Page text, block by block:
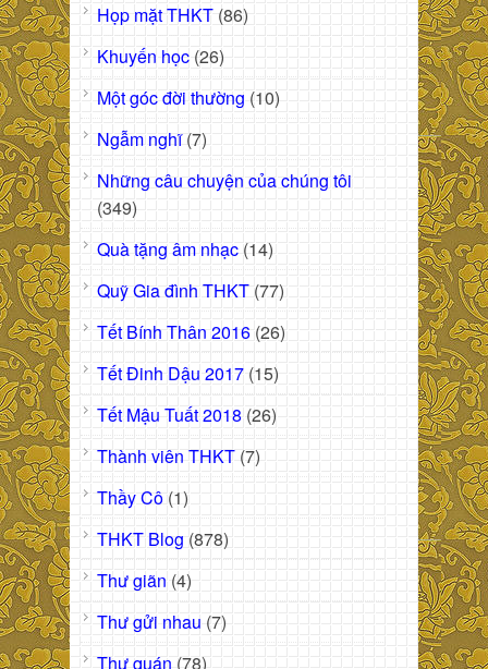
Họp mặt THKT (86)
Khuyến học (26)
Một góc đời thường (10)
Ngẫm nghĩ(7)
Những câu chuyện của chúng tôi
(349)
Quà tặng âm nhạc (14)
Quỹ Gia đình THKT (77)
Tết Bính Thân 2016 (26)
Tết Đinh Dậu 2017 (15)
Tết Mậu Tuất 2018 (26)
Thành viên THKT (7)
Thầy Cô (1)
THKT Blog (878)
Thư giãn (4)
Thư gửi nhau (7)
Thư quán (78)